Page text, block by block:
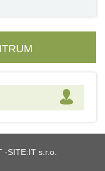
SITE:IT s.r.o.